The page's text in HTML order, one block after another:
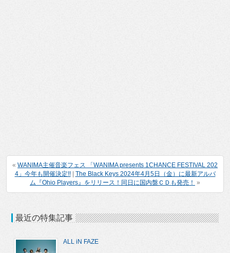
« WANIMA主催音楽フェス 「WANIMA presents 1CHANCE FESTIVAL 202
4」今年も開催決定!!| The Black Keys 2024年4月5日（金）に最新アルバ
ム『Ohio Players』をリリース！同日に国内盤ＣＤも発売！ »
最近の特集記事
ALL iN FAZE